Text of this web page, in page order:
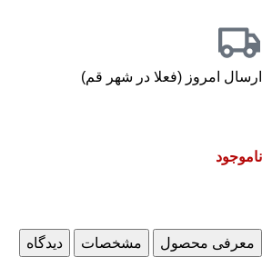
ارسال امروز (فعلا در شهر قم)
ناموجود
معرفی محصول مشخصات دیدگاه